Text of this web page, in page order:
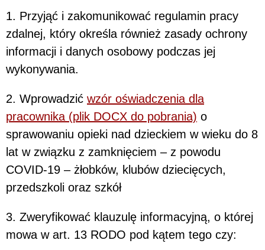
1. Przyjąć i zakomunikować regulamin pracy
zdalnej, który określa również zasady ochrony
informacji i danych osobowy podczas jej
wykonywania.
2. Wprowadzić wzór oświadczenia dla
pracownika (plik DOCX do pobrania) o
sprawowaniu opieki nad dzieckiem w wieku do 8
lat w związku z zamknięciem – z powodu
COVID-19 – żłobków, klubów dziecięcych,
przedszkoli oraz szkół
3. Zweryfikować klauzulę informacyjną, o której
mowa w art. 13 RODO pod kątem tego czy: